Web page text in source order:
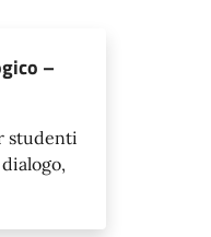
–
studenti